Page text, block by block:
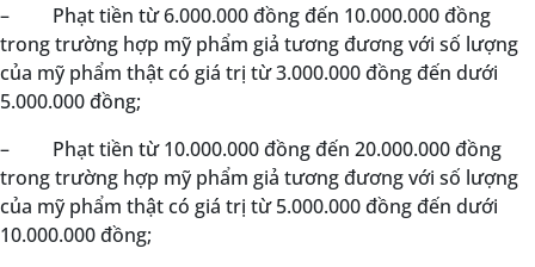
–
Phạt tiền từ 6.000.000 đồng đến 10.000.000 đồng
trong trường hợp mỹ phẩm giả tương đương với số lượng
của mỹ phẩm thật có giá trị từ 3.000.000 đồng đến dưới
5.000.000 đồng;
–
Phạt tiền từ 10.000.000 đồng đến 20.000.000 đồng
trong trường hợp mỹ phẩm giả tương đương với số lượng
của mỹ phẩm thật có giá trị từ 5.000.000 đồng đến dưới
10.000.000 đồng;